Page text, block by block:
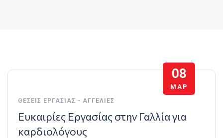
08
ΜΑΡ
ΘΈΣΕΙΣ ΕΡΓΑΣΊΑΣ - ΑΓΓΕΛΊΕΣ
Ευκαιρίες Εργασίας στην Γαλλία για
καρδιολόγους